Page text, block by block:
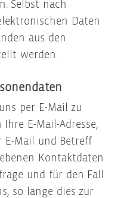
Selbst nach
Daten
aus den
werden.
per E-Mail zu
E-Mail-Adresse,
E-Mail und Betreff
Kontaktdaten
und für den Fall
so lange dies zur